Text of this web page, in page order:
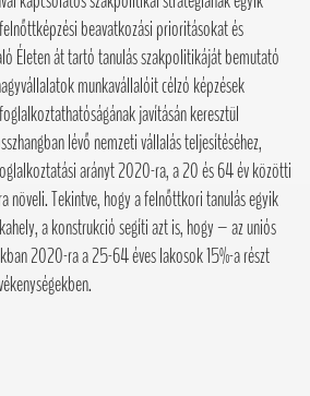
beavatkozási prioritásokat és
Életen át tartó tanulás szakpolitikáját bemutató
munkavállalóit célzó képzések
javításán keresztül
lévő nemzeti vállalás teljesítéséhez,
arányt 2020-ra, a 20 és 64 év közötti
növeli. Tekintve, hogy a felnőttkori tanulás egyik
a konstrukció segíti azt is, hogy – az uniós
2020-ra a 25-64 éves lakosok 15%-a részt